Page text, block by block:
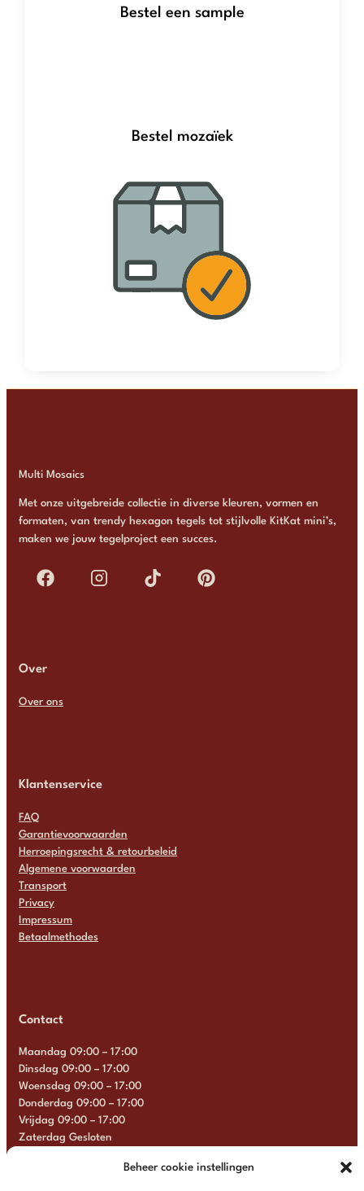
Beheer cookie instellingen
Bestel een sample
Bestel mozaïek
Multi Mosaics
Met onze uitgebreide collectie in diverse kleuren, vormen en
formaten, van trendy hexagon tegels tot stijlvolle KitKat mini’s,
maken we jouw tegelproject een succes.
Over
Over ons
Klantenservice
FAQ
Garantievoorwaarden
Herroepingsrecht & retourbeleid
Algemene voorwaarden
Transport
Privacy
Impressum
Betaalmethodes
Contact
Maandag 09:00 – 17:00
Dinsdag 09:00 – 17:00
Woensdag 09:00 – 17:00
Donderdag 09:00 – 17:00
Vrijdag 09:00 – 17:00
Zaterdag Gesloten